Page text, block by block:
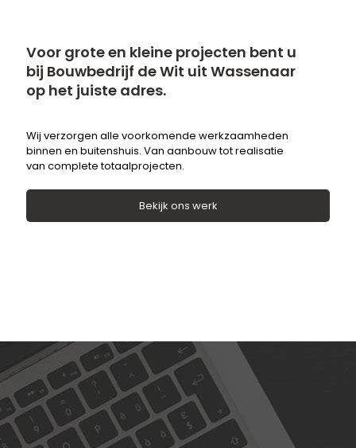
Voor grote en kleine projecten bent u
bij Bouwbedrijf de Wit uit Wassenaar
op het juiste adres.
Wij verzorgen alle voorkomende werkzaamheden
binnen en buitenshuis. Van aanbouw tot realisatie
van complete totaalprojecten.
Bekijk ons werk